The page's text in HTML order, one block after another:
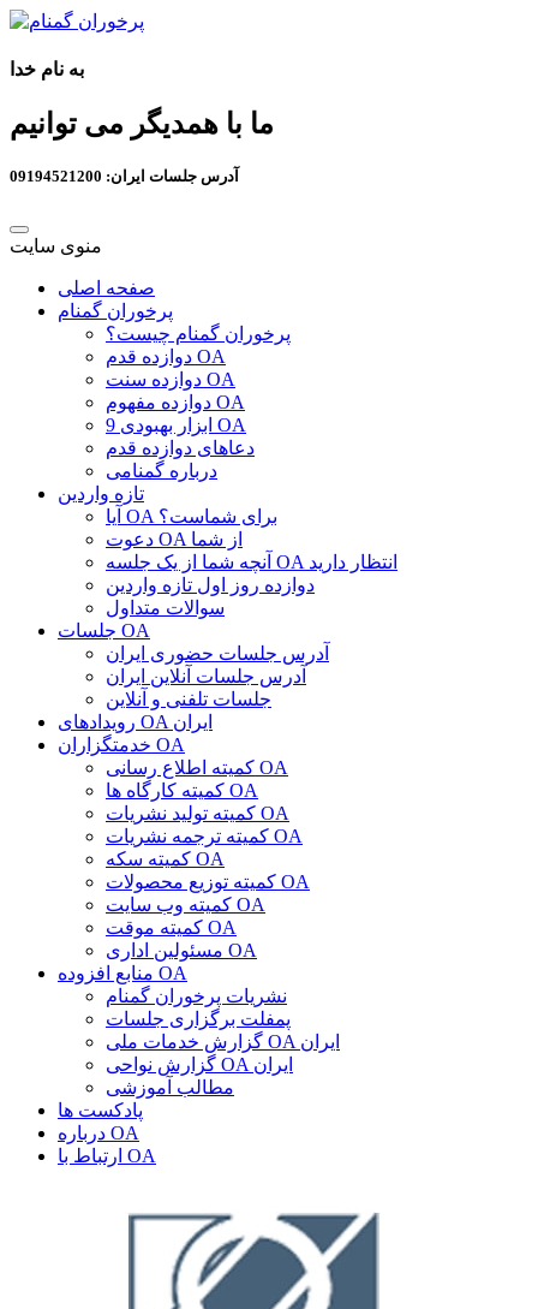
به نام خدا
ما با همدیگر می توانیم
آدرس جلسات ایران: 09194521200
منوی سایت
صفحه اصلی
پرخوران گمنام
پرخوران گمنام چیست؟
دوازده قدم OA
دوازده سنت OA
دوازده مفهوم OA
9 ابزار بهبودی OA
دعاهای دوازده قدم
درباره گمنامی
تازه واردین
آیا OA برای شماست؟
دعوت OA از شما
آنچه شما از یک جلسه OA انتظار دارید
دوازده روز اول تازه واردین
سوالات متداول
جلسات OA
آدرس جلسات حضوری ایران
آدرس جلسات آنلاین ایران
جلسات تلفنی و آنلاین
رویدادهای OA ایران
خدمتگزاران OA
کمیته اطلاع رسانی OA
کمیته کارگاه ها OA
کمیته تولید نشریات OA
کمیته ترجمه نشریات OA
کمیته سکه OA
کمیته توزیع محصولات OA
کمیته وب سایت OA
کمیته موقت OA
مسئولین اداری OA
منابع افزوده OA
نشریات پرخوران گمنام
پمفلت برگزاری جلسات
گزارش خدمات ملی OA ایران
گزارش نواحی OA ایران
مطالب آموزشی
پادکست ها
درباره OA
ارتباط با OA